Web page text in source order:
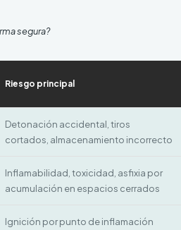
segura?
Riesgo principal
Detonación accidental, tiros
cortados, almacenamiento incorrecto
Inflamabilidad, toxicidad, asfixia por
acumulación en espacios cerrados
Ignición por punto de inflamación